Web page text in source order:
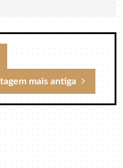
mais antiga